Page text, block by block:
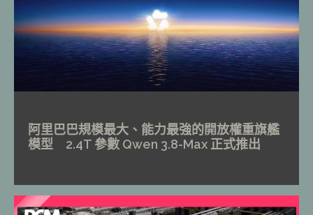
阿里巴巴規模最大、能力最強的開放權重旗艦
模型 2.4T 參數 Qwen 3.8-Max 正式推出